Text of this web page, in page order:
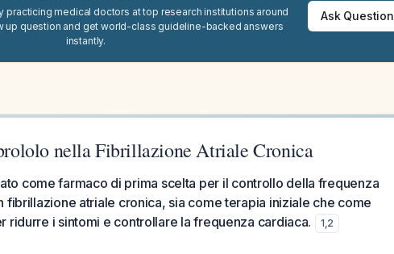
practicing medical doctors at top research institutions around
up question and get world-class guideline-backed answers
instantly.
Ask Question
nella Fibrillazione Atriale Cronica
come farmaco di prima scelta per il controllo della frequenza
fibrillazione atriale cronica, sia come terapia iniziale che come
ridurre i sintomi e controllare la frequenza cardiaca.
1,2